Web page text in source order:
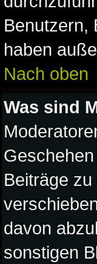
Benutzern,
haben
Nach oben
Was sind
Beiträge
davon
sonstigen